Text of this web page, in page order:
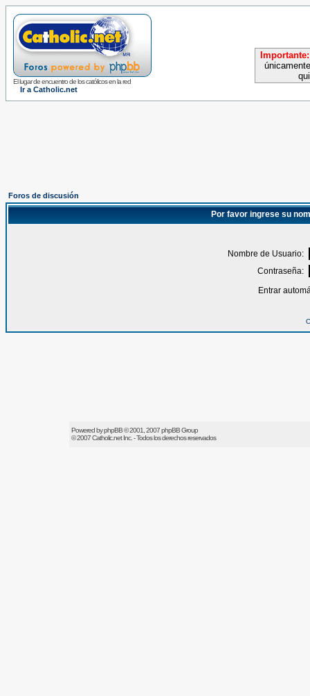
El lugar de encuentro de los católicos en la red
Ir a Catholic.net
Importante:
Foros de discusión
Por favor ingrese su
Nombre de Usuario:
Contraseña:
Entrar
Powered byphpBB© 2001, 2007 phpBB Group
© 2007Catholic.netInc. - Todos los derechos reservados